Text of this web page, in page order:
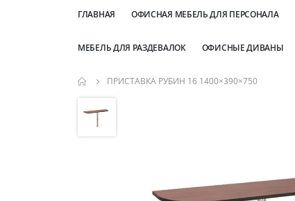
ГЛАВНАЯ ОФИСНАЯ МЕБЕЛЬ ДЛЯ ПЕРСОНАЛА
МЕБЕЛЬ ДЛЯ РАЗДЕВАЛОК ОФИСНЫЕ ДИВАНЫ
ПРИСТАВКА РУБИН 16 1400×390×750
перейти